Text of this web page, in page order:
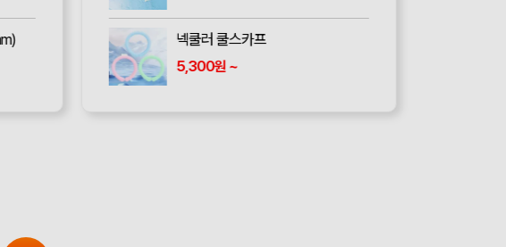
넥쿨러 쿨스카프
5,300원~